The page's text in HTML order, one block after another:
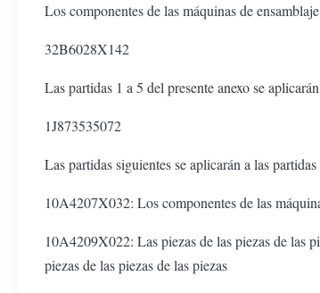
Los componentes de las máquinas de
32B6028X142
Las partidas 1 a 5 del presente anexo se
1J873535072
Las partidas siguientes se aplicarán a las
10A4207X032: Los componentes de las
10A4209X022: Las piezas de las piezas de las
piezas de las piezas de las piezas